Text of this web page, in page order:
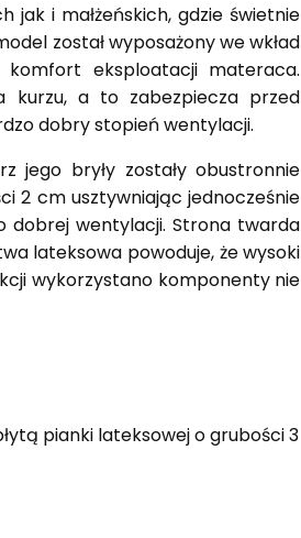
jak i małżeńskich, gdzie świetnie
został wyposażony we wkład
eksploatacji materaca.
kurzu, a to zabezpiecza przed
dobry stopień wentylacji.
jego bryły zostały obustronnie
2 cm usztywniając jednocześnie
dobrej wentylacji. Strona twarda
lateksowa powoduje, że wysoki
wykorzystano komponenty nie
pianki lateksowej o grubości 3